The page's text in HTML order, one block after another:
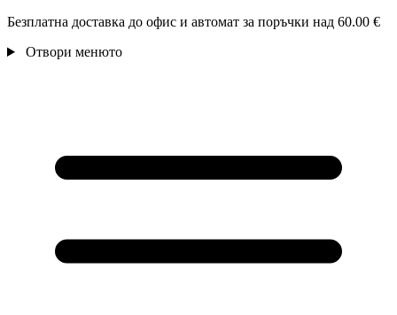
Безплатна доставка до офис и автомат за поръчки над 60.00 €
Отвори менюто